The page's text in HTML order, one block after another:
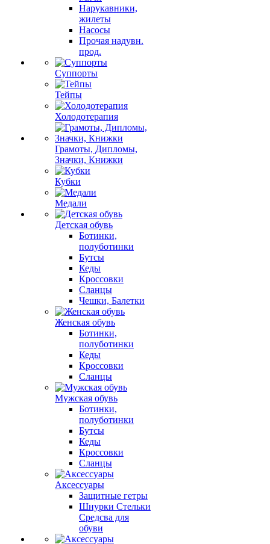
Нарукавники,
жилеты
Насосы
Прочая надувн.
прод.
Суппорты
Тейпы
Холодотерапия
Грамоты, Дипломы,
Значки, Книжки
Кубки
Медали
Детская обувь
Ботинки,
полуботинки
Бутсы
Кеды
Кроссовки
Сланцы
Чешки, Балетки
Женская обувь
Ботинки,
полуботинки
Кеды
Кроссовки
Сланцы
Мужская обувь
Ботинки,
полуботинки
Бутсы
Кеды
Кроссовки
Сланцы
Аксессуары
Защитные гетры
Шнурки Стельки
Средсва для
обуви